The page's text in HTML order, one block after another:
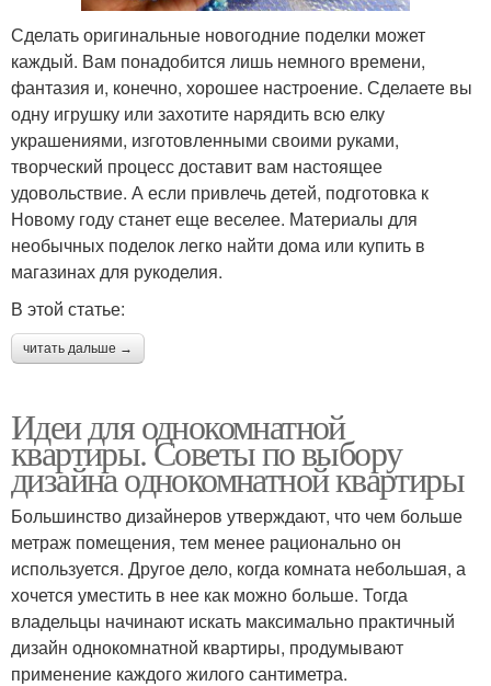
Сделать оригинальные новогодние поделки может
каждый. Вам понадобится лишь немного времени,
фантазия и, конечно, хорошее настроение. Сделаете вы
одну игрушку или захотите нарядить всю елку
украшениями, изготовленными своими руками,
творческий процесс доставит вам настоящее
удовольствие. А если привлечь детей, подготовка к
Новому году станет еще веселее. Материалы для
необычных поделок легко найти дома или купить в
магазинах для рукоделия.
В этой статье:
читать дальше →
Идеи для однокомнатной
квартиры. Советы по выбору
дизайна однокомнатной квартиры
Большинство дизайнеров утверждают, что чем больше
метраж помещения, тем менее рационально он
используется. Другое дело, когда комната небольшая, а
хочется уместить в нее как можно больше. Тогда
владельцы начинают искать максимально практичный
дизайн однокомнатной квартиры, продумывают
применение каждого жилого сантиметра.